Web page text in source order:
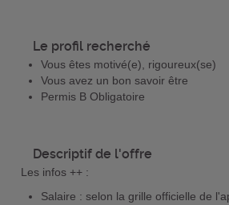
Le profil recherché
Vous êtes motivé(e), rigoureux(se)
Vous avez un bon savoir être
Permis B Obligatoire
Descriptif de l'offre
Les infos ++ :
Salaire : selon la grille officielle de